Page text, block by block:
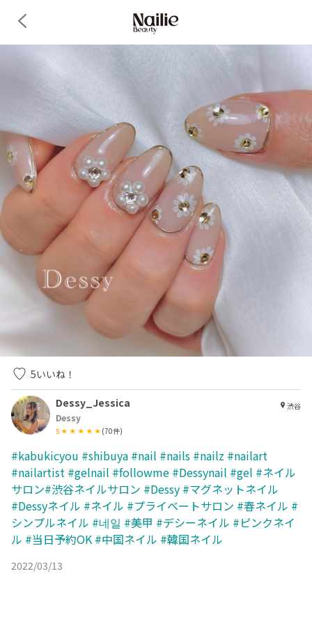
5いいね！
Dessy_Jessica
Dessy
5 (70件)
渋谷
#kabukicyou #shibuya #nail #nails #nailz #nailart
#nailartist #gelnail #followme #Dessynail #gel #ネイル
サロン#渋谷ネイルサロン #Dessy #マグネットネイル
#Dessyネイル #ネイル #プライベートサロン #春ネイル #
シンプルネイル #네일 #美甲 #デシーネイル #ピンクネイ
ル #当日予約OK #中国ネイル #韓国ネイル
2022/03/13